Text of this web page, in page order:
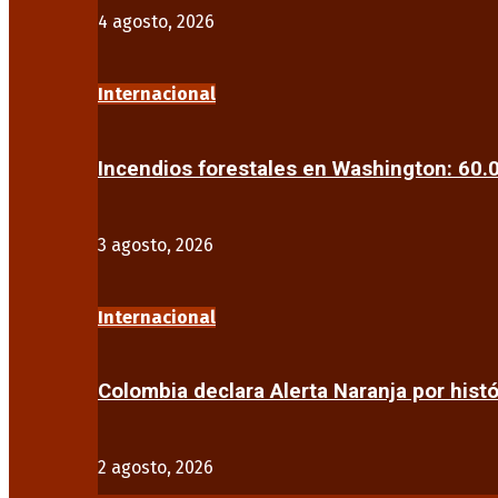
4 agosto, 2026
Internacional
Incendios forestales en Washington:
3 agosto, 2026
Internacional
Colombia declara Alerta Naranja por
2 agosto, 2026